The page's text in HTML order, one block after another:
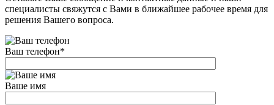
специалисты свяжутся с Вами в ближайшее рабочее время для
решения Вашего вопроса.
Ваш телефон*
Ваше имя